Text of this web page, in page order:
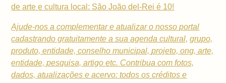
de arte e cultura local: São João del-Rei é 10!
Ajude-nos a complementar e atualizar o nosso portal
cadastrando gratuitamente a suaagenda cultural, grupo,
produto, entidade, conselho municipal,projeto, ong, arte,
entidade, pesquisa, artigo etc. Contribua com fotos,
dados, atualizações e acervo: todos os créditos e